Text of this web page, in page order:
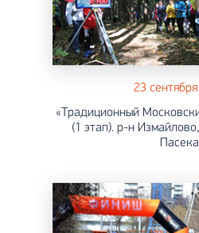
23
«Традиционный
(1 этап). р-н
Пасека